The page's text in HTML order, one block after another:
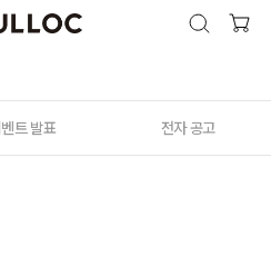
검색 열기
트 발표 전자 공고